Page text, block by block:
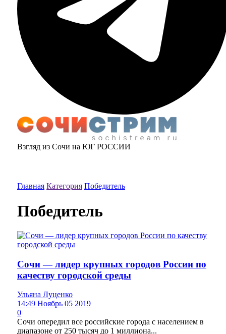
Взгляд из Сочи на ЮГ РОССИИ
Главная Категория Победитель
Победитель
Сочи — лидер крупных городов России по
качеству городской среды
Ульяна Луценко
14:49 Ноябрь 05 2019
0
Сочи опередил все российские города с населением в
диапазоне от 250 тысяч до 1 миллиона...